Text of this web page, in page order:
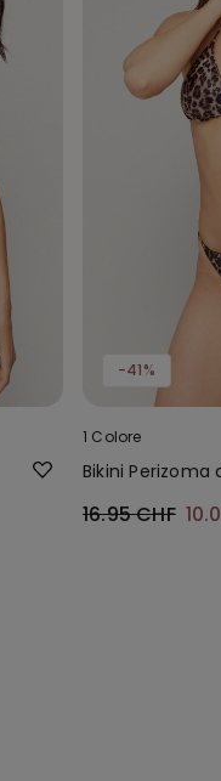
-41%
1 Colore
Bikini Perizoma
16.95 CHF